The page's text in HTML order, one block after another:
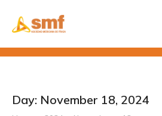
Day: November 18, 2024